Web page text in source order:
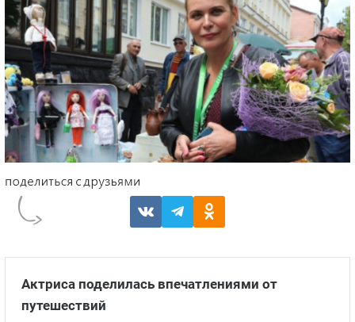
Актриса поделилась впечатлениями от
путешествий